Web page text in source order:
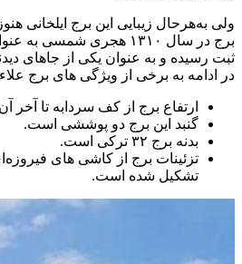
ولی به‌هرحال زیبایی این برج ایلخانی
برج در سال ۱۳۱۰ هجری شمسی
ثبت رسیده و به عنوان یکی از جاهای
در ادامه به برخی از ویژگی های برج
ارتفاع برج از کف سردابه تا آخر آن ۲۷ متر است.
گنبد این برج دو پوششی است.
بدنه برج ۳۲ ترکی است.
تزئینات برج از کاشی های
تشکیل شده است.